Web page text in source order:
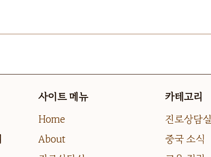
사이트 메뉴
Home
About
카테고리
진로상담실
중국 소식